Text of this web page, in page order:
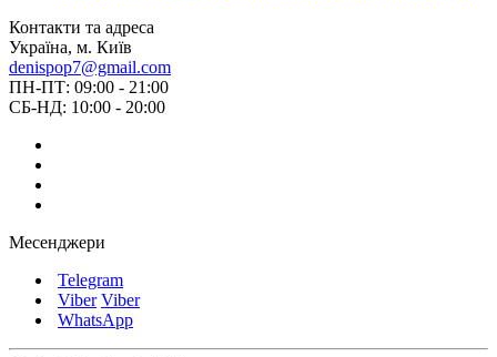
Контакти та адреса
Україна, м. Київ
denispop7@gmail.com
ПН-ПТ: 09:00 - 21:00
СБ-НД: 10:00 - 20:00
Месенджери
Telegram
Viber Viber
WhatsApp